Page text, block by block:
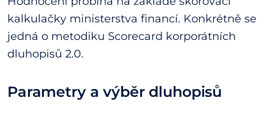
kalkulačky ministerstva financí. Konkrétně se
jedná o metodiku Scorecard korporátních
dluhopisů 2.0.
Parametry a výběr dluhopisů